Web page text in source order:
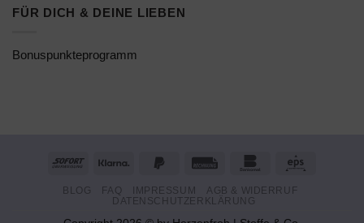
FÜR DICH & DEINE LIEBEN
Bonuspunkteprogramm
Sofort Klarna
PayPal
Rechung Bankomat
BLOG FAQ IMPRESSUM
AGB & WIDERRUF
DATENSCHUTZERKLÄRUNG